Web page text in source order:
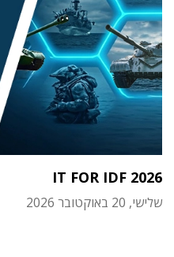
IT FOR IDF 2026
שלישי, 20 באוקטובר 2026